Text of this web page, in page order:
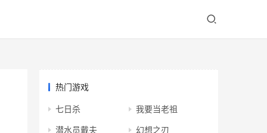
热门游戏
七日杀 我要当老祖
潜水员戴夫 幻想之刃